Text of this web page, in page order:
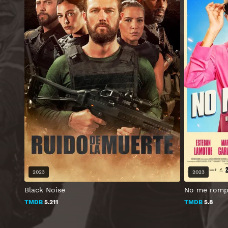
Black Noise
TMDB 5.211
2023
No me
TMDB 5.8
2023